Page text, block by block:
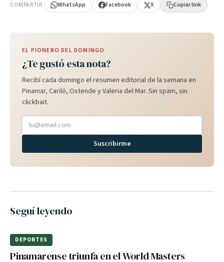
COMPARTIR WhatsApp Facebook X Copiar link
EL PIONERO DEL DOMINGO
¿Te gustó esta nota?
Recibí cada domingo el resumen editorial de la semana en
Pinamar, Cariló, Ostende y Valeria del Mar. Sin spam, sin
clickbait.
Suscribirme
Seguí leyendo
DEPORTES
Pinamarense triunfa en el World Masters